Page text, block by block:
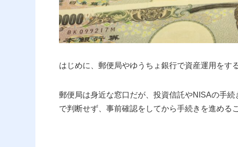
はじめに、郵便局やゆうちょ銀行で資産運用をす
郵便局は身近な窓口だが、投資信託やNISAの手
で判断せず、事前確認をしてから手続きを進める